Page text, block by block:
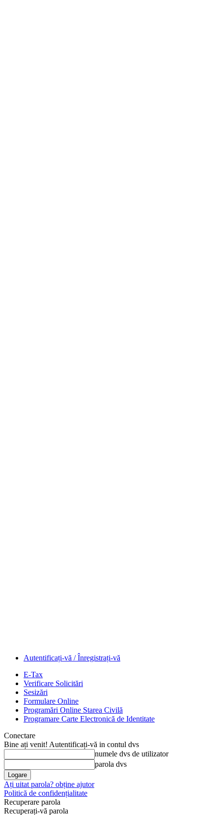
Autentificați-vă / Înregistrați-vă
E-Tax
Verificare Solicitări
Sesizări
Formulare Online
Programări Online Starea Civilă
Programare Carte Electronică de Identitate
Conectare
Bine ați venit! Autentificați-vă in contul dvs
numele dvs de utilizator
parola dvs
Ați uitat parola? obține ajutor
Politică de confidențialitate
Recuperare parola
Recuperați-vă parola